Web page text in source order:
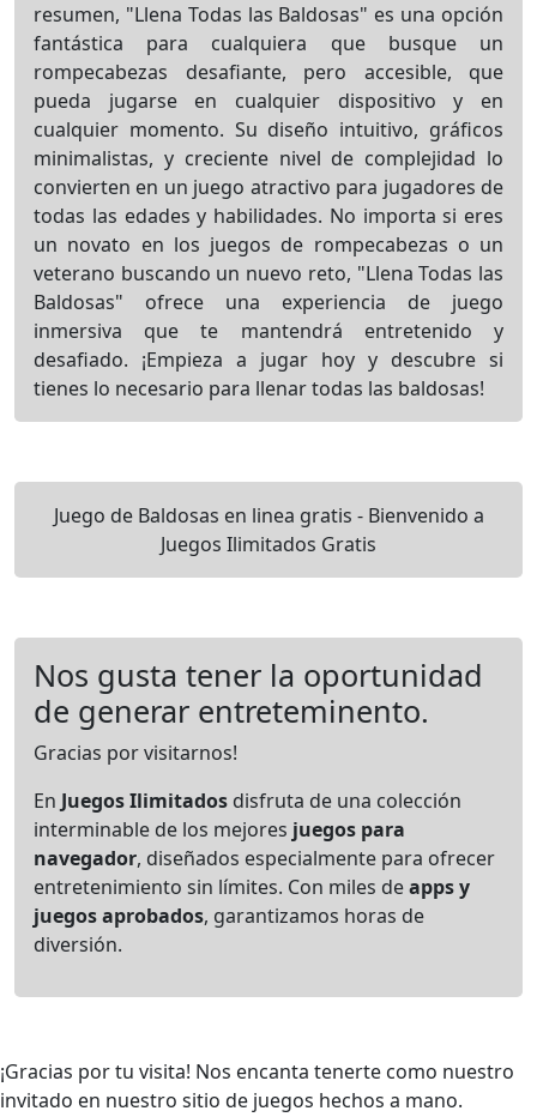
resumen, "Llena Todas las Baldosas" es una opción
fantástica para cualquiera que busque un
rompecabezas desafiante, pero accesible, que
pueda jugarse en cualquier dispositivo y en
cualquier momento. Su diseño intuitivo, gráficos
minimalistas, y creciente nivel de complejidad lo
convierten en un juego atractivo para jugadores de
todas las edades y habilidades. No importa si eres
un novato en los juegos de rompecabezas o un
veterano buscando un nuevo reto, "Llena Todas las
Baldosas" ofrece una experiencia de juego
inmersiva que te mantendrá entretenido y
desafiado. ¡Empieza a jugar hoy y descubre si
tienes lo necesario para llenar todas las baldosas!
Juego de Baldosas en linea gratis - Bienvenido a
Juegos Ilimitados Gratis
Nos gusta tener la oportunidad
de generar entreteminento.
Gracias por visitarnos!
En Juegos Ilimitados disfruta de una colección
interminable de los mejores juegos para
navegador, diseñados especialmente para ofrecer
entretenimiento sin límites. Con miles deapps y
juegos aprobados, garantizamos horas de
diversión.
¡Gracias por tu visita! Nos encanta tenerte como nuestro
invitado en nuestro sitio de juegos hechos a mano.